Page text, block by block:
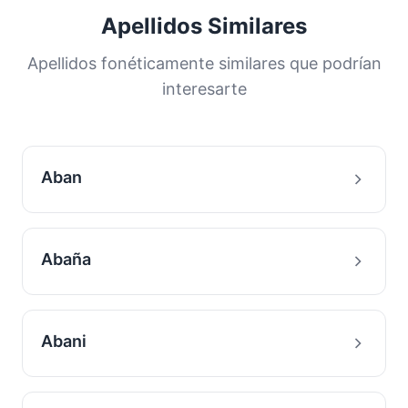
una gran proporción de la población. Esta
distribución nos ayuda a comprender los
orígenes y la historia migratoria de las familias
Apellidos Similares
Apellidos fonéticamente similares que podrían
interesarte
Aban
Abaña
Abani